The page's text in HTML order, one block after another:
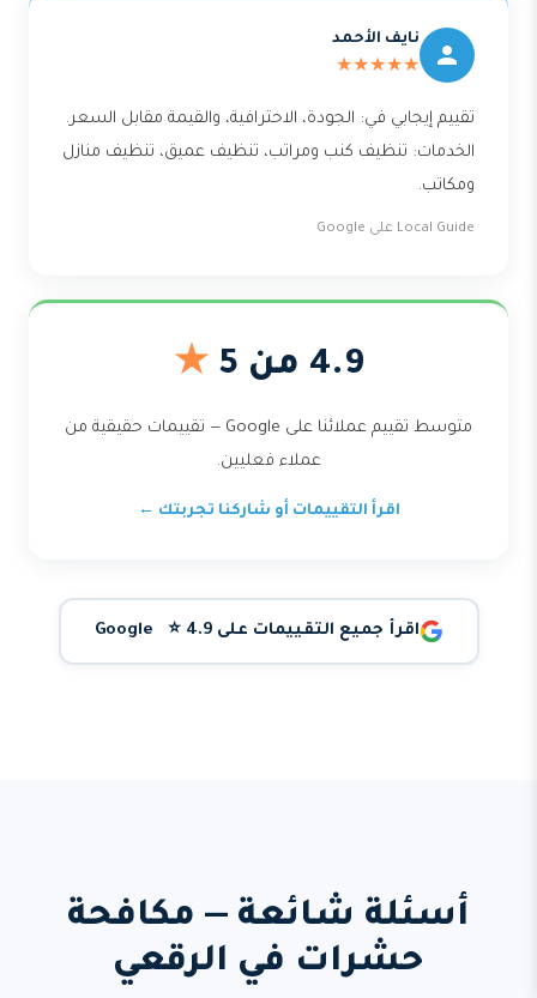
نايف الأحمد
★★★★★
تقييم إيجابي في: الجودة، الاحترافية، والقيمة مقابل السعر.
الخدمات: تنظيف كنب ومراتب، تنظيف عميق، تنظيف منازل
ومكاتب.
Local Guide على Google
4.9 من 5 ★
متوسط تقييم عملائنا على Google — تقييمات حقيقية من
عملاء فعليين.
اقرأ التقييمات أو شاركنا تجربتك ←
اقرأ جميع التقييمات على Google ⭐ 4.9
أسئلة شائعة — مكافحة
حشرات في الرقعي